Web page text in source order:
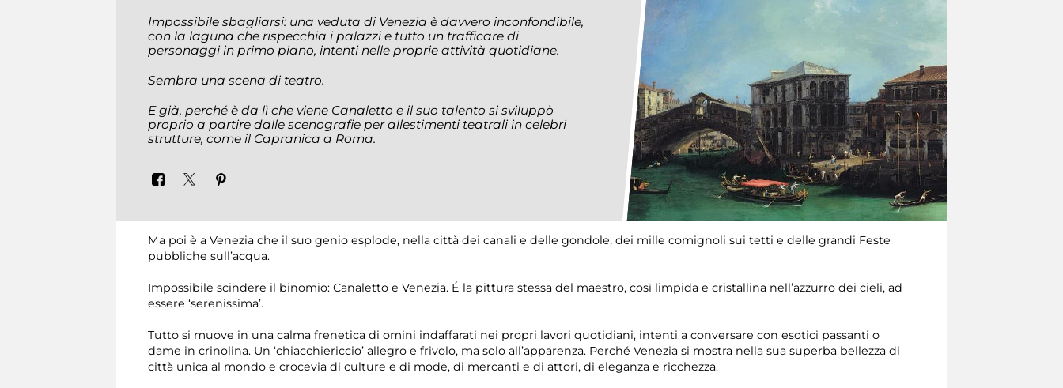
Impossibile sbagliarsi: una veduta di Venezia è davvero inconfondibile,
con la laguna che rispecchia i palazzi e tutto un trafficare di
personaggi in primo piano, intenti nelle proprie attività quotidiane.
Sembra una scena di teatro.
E già, perché è da lì che viene Canaletto e il suo talento si sviluppò
proprio a partire dalle scenografie per allestimenti teatrali in celebri
strutture, come il Capranica a Roma.
Ma poi è a Venezia che il suo genio esplode, nella città dei canali e delle gondole, dei mille comignoli sui tetti e delle grandi Feste
pubbliche sull’acqua.
Impossibile scindere il binomio: Canaletto e Venezia. É la pittura stessa del maestro, così limpida e cristallina nell’azzurro dei cieli, ad
essere ‘serenissima’.
Tutto si muove in una calma frenetica di omini indaffarati nei propri lavori quotidiani, intenti a conversare con esotici passanti o
dame in crinolina. Un ‘chiacchiericcio’ allegro e frivolo, ma solo all’apparenza. Perché Venezia si mostra nella sua superba bellezza di
città unica al mondo e crocevia di culture e di mode, di mercanti e di attori, di eleganza e ricchezza.